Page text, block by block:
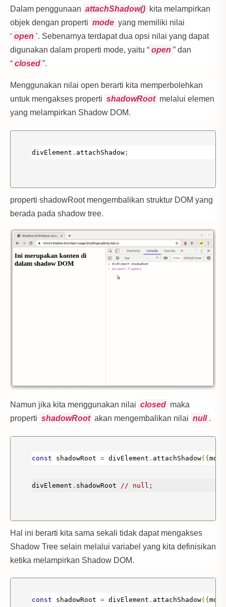
Dalam penggunaan attachShadow() kita melampirkan
objek dengan properti mode yang memiliki nilai
‘ open ’. Sebenarnya terdapat dua opsi nilai yang dapat
digunakan dalam properti mode, yaitu “ open ” dan
“ closed ”.
Menggunakan nilai open berarti kita memperbolehkan
untuk mengakses properti shadowRoot melalui elemen
yang melampirkan Shadow DOM.
divElement . attachShadow ;
properti shadowRoot mengembalikan struktur DOM yang
berada pada shadow tree.
Namun jika kita menggunakan nilai closed maka
properti shadowRoot akan mengembalikan nilai null .
const shadowRoot = divElement . attachShadow({mode
divElement . shadowRoot // null;
Hal ini berarti kita sama sekali tidak dapat mengakses
Shadow Tree selain melalui variabel yang kita definisikan
ketika melampirkan Shadow DOM.
const shadowRoot = divElement . attachShadow({ mode